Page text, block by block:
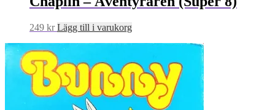
249 kr Lägg till i varukorg